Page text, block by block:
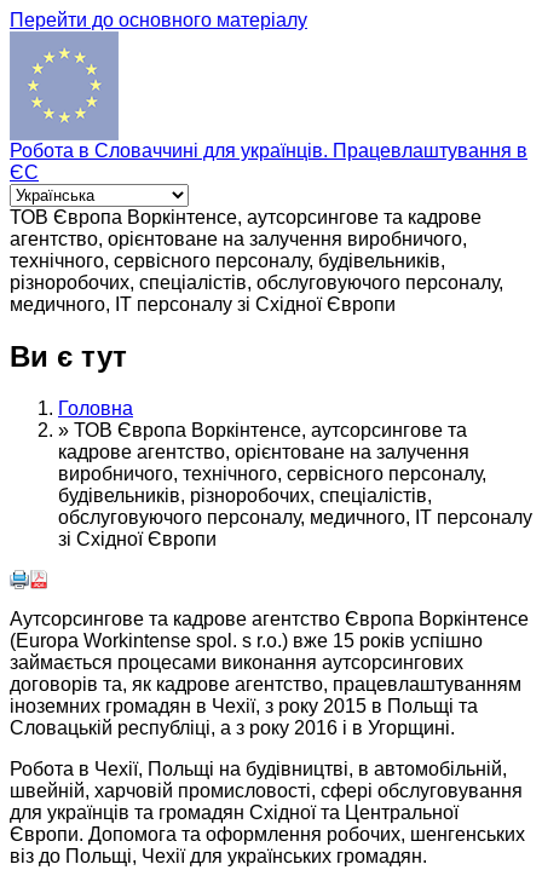
Перейти до основного матеріалу
Робота в Словаччині для українців. Працевлаштування в
ЄС
ТОВ Європа Воркінтенсе, аутсорсингове та кадрове
агентство, орієнтоване на залучення виробничого,
технічного, сервісного персоналу, будівельників,
різноробочих, спеціалістів, обслуговуючого персоналу,
медичного, ІТ персоналу зі Східної Європи
Ви є тут
Головна
» ТОВ Європа Воркінтенсе, аутсорсингове та
кадрове агентство, орієнтоване на залучення
виробничого, технічного, сервісного персоналу,
будівельників, різноробочих, спеціалістів,
обслуговуючого персоналу, медичного, ІТ персоналу
зі Східної Європи
Аутсорсингове та кадрове агентство Європа Воркінтенсе
(Europa Workintense spol. s r.o.) вже 15 років успішно
займається процесами виконання аутсорсингових
договорів та, як кадрове агентство, працевлаштуванням
іноземних громадян в Чехії, з року 2015 в Польщі та
Словацькій республіці, а з року 2016 і в Угорщині.
Робота в Чехії, Польщі на будівництві, в автомобільній,
швейній, харчовій промисловості, сфері обслуговування
для українців та громадян Східної та Центральної
Європи. Допомога та оформлення робочих, шенгенських
віз до Польщі, Чехії для українських громадян. ​